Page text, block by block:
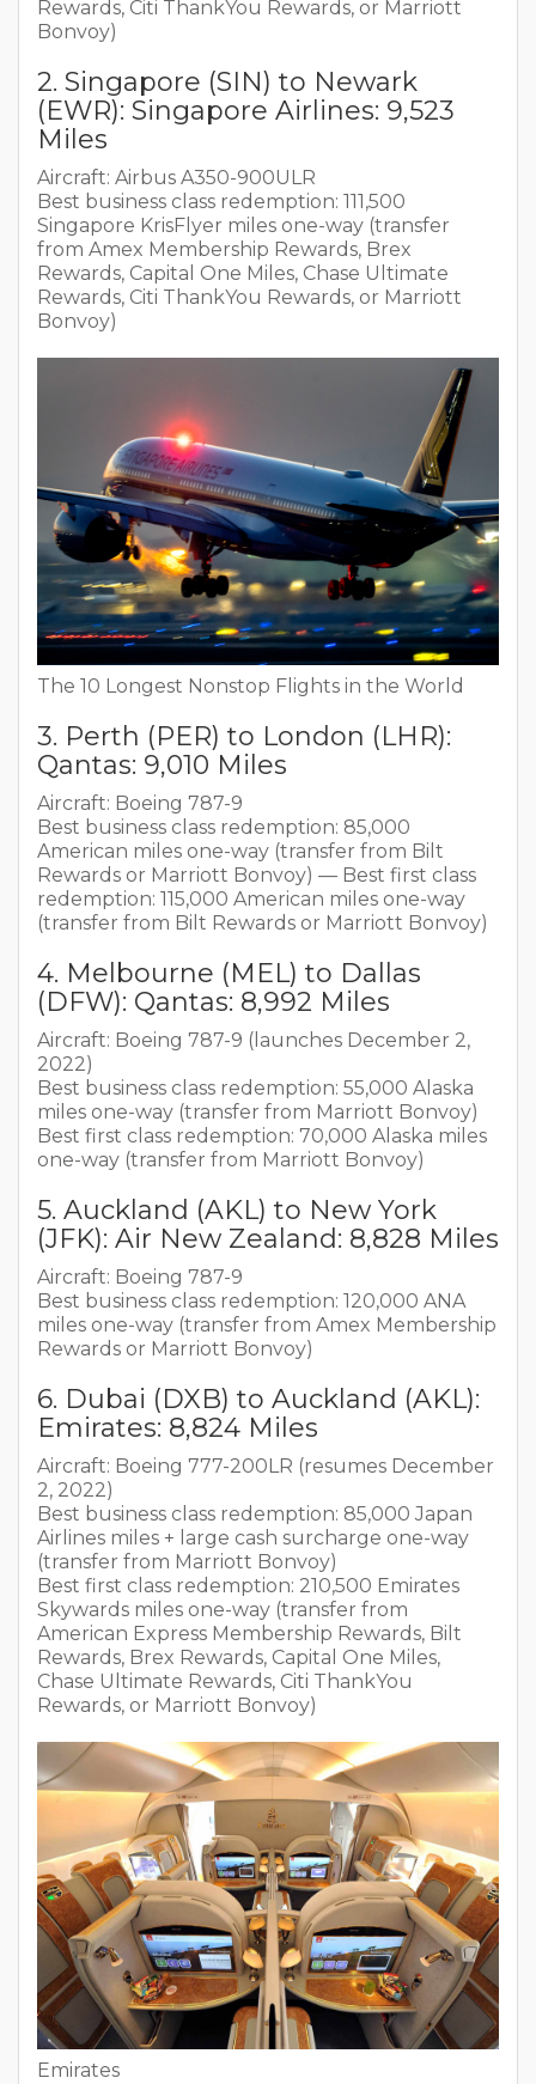
Rewards, Citi ThankYou Rewards, or Marriott
Bonvoy)
2. Singapore (SIN) to Newark
(EWR): Singapore Airlines: 9,523
Miles
Aircraft: Airbus A350-900ULR
Best business class redemption: 111,500
Singapore KrisFlyer miles one-way (transfer
from Amex Membership Rewards, Brex
Rewards, Capital One Miles, Chase Ultimate
Rewards, Citi ThankYou Rewards, or Marriott
Bonvoy)
The 10 Longest Nonstop Flights in the World
3. Perth (PER) to London (LHR):
Qantas: 9,010 Miles
Aircraft: Boeing 787-9
Best business class redemption: 85,000
American miles one-way (transfer from Bilt
Rewards or Marriott Bonvoy) — Best first class
redemption: 115,000 American miles one-way
(transfer from Bilt Rewards or Marriott Bonvoy)
4. Melbourne (MEL) to Dallas
(DFW): Qantas: 8,992 Miles
Aircraft: Boeing 787-9 (launches December 2,
2022)
Best business class redemption: 55,000 Alaska
miles one-way (transfer from Marriott Bonvoy)
Best first class redemption: 70,000 Alaska miles
one-way (transfer from Marriott Bonvoy)
5. Auckland (AKL) to New York
(JFK): Air New Zealand: 8,828 Miles
Aircraft: Boeing 787-9
Best business class redemption: 120,000 ANA
miles one-way (transfer from Amex Membership
Rewards or Marriott Bonvoy)
6. Dubai (DXB) to Auckland (AKL):
Emirates: 8,824 Miles
Aircraft: Boeing 777-200LR (resumes December
2, 2022)
Best business class redemption: 85,000 Japan
Airlines miles + large cash surcharge one-way
(transfer from Marriott Bonvoy)
Best first class redemption: 210,500 Emirates
Skywards miles one-way (transfer from
American Express Membership Rewards, Bilt
Rewards, Brex Rewards, Capital One Miles,
Chase Ultimate Rewards, Citi ThankYou
Rewards, or Marriott Bonvoy)
Emirates